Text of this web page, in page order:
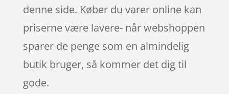
denne side. Køber du varer online kan
priserne være lavere- når webshoppen
sparer de penge som en almindelig
butik bruger, så kommer det dig til
gode.